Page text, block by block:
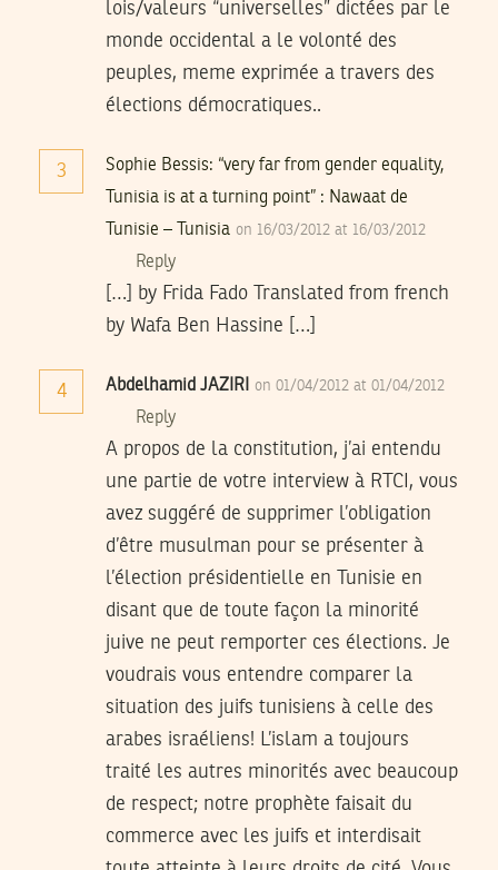
lois/valeurs “universelles” dictées par le
monde occidental a le volonté des
peuples, meme exprimée a travers des
élections démocratiques..
3
Sophie Bessis: “very far from gender equality,
Tunisia is at a turning point” : Nawaat de
Tunisie – Tunisia on 16/03/2012 at 16/03/2012
Reply
[…] by Frida Fado Translated from french
by Wafa Ben Hassine […]
4 Abdelhamid JAZIRI on 01/04/2012 at 01/04/2012
Reply
A propos de la constitution, j’ai entendu
une partie de votre interview à RTCI, vous
avez suggéré de supprimer l’obligation
d’être musulman pour se présenter à
l’élection présidentielle en Tunisie en
disant que de toute façon la minorité
juive ne peut remporter ces élections. Je
voudrais vous entendre comparer la
situation des juifs tunisiens à celle des
arabes israéliens! L’islam a toujours
traité les autres minorités avec beaucoup
de respect; notre prophète faisait du
commerce avec les juifs et interdisait